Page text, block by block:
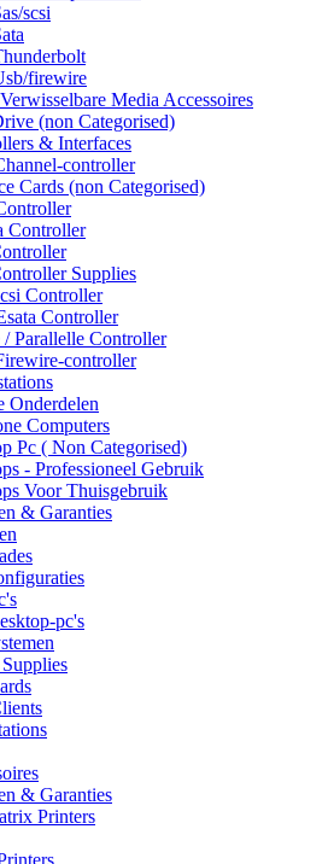
scsi
firewire
Media Accessoires
(non Categorised)
& Interfaces
controller
Cards (non Categorised)
Controller
Supplies
Controller
Controller
/ Parallelle Controller
controller
Onderdelen
Computers
Pc ( Non Categorised)
- Professioneel Gebruik
Voor Thuisgebruik
& Garanties
pc's
& Garanties
Printers